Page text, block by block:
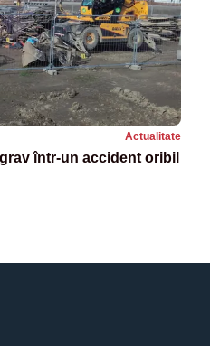
Actualitate
într-un accident oribil